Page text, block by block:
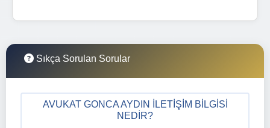
Sıkça Sorulan Sorular
AVUKAT GONCA AYDIN İLETIŞIM BILGISI
NEDIR?